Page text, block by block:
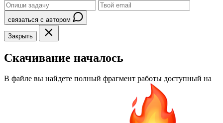
связаться с автором
Закрыть
Скачивание началось
В файле вы найдете полный фрагмент работы доступный на